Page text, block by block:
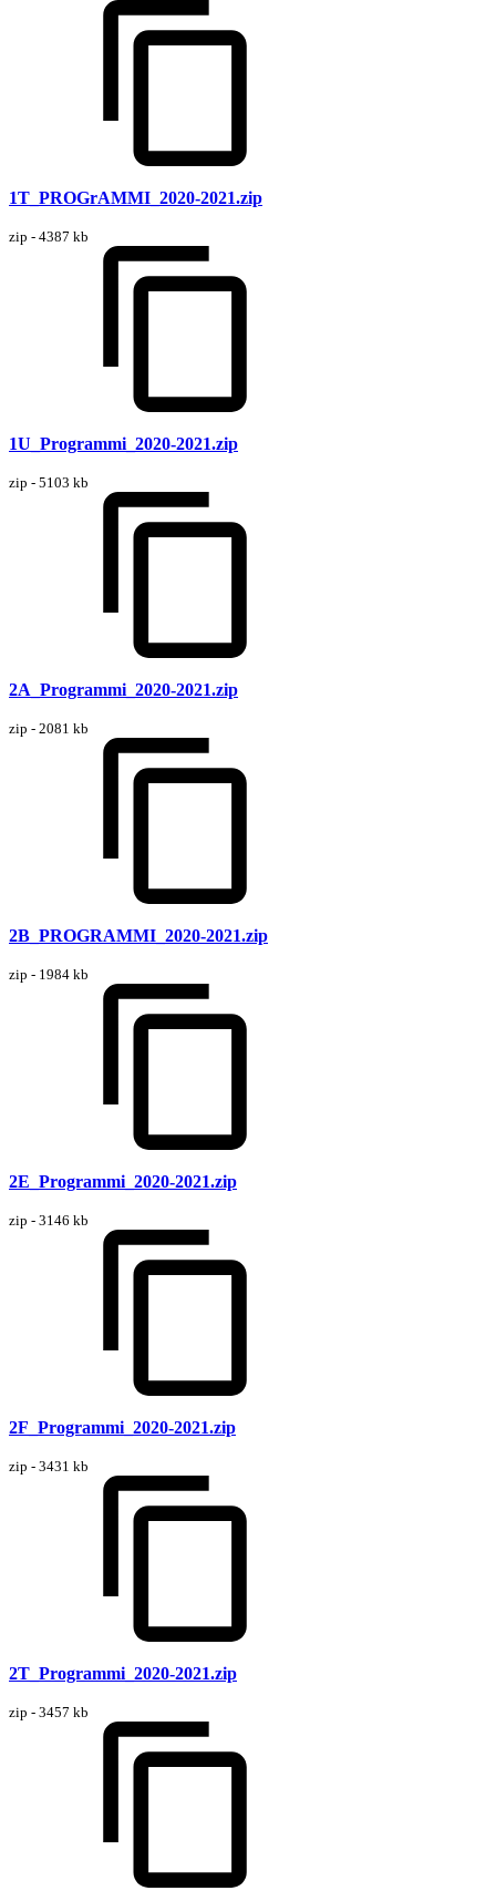
1T_PROGrAMMI_2020-2021.zip
zip - 4387 kb
1U_Programmi_2020-2021.zip
zip - 5103 kb
2A_Programmi_2020-2021.zip
zip - 2081 kb
2B_PROGRAMMI_2020-2021.zip
zip - 1984 kb
2E_Programmi_2020-2021.zip
zip - 3146 kb
2F_Programmi_2020-2021.zip
zip - 3431 kb
2T_Programmi_2020-2021.zip
zip - 3457 kb